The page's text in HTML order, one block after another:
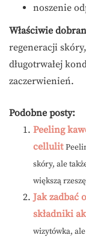
noszenie
Właściwie
regeneracji
długotrwałej
zaczerwienień.
Podobne posty:
Peeling
cellulit
skóry, ale
większą
Jak zadbać
składniki
wizytówka,